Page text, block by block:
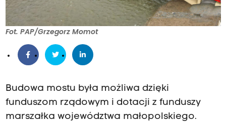
Fot. PAP/Grzegorz Momot
Budowa mostu była możliwa dzięki
funduszom rządowym i dotacji z funduszy
marszałka województwa małopolskiego.